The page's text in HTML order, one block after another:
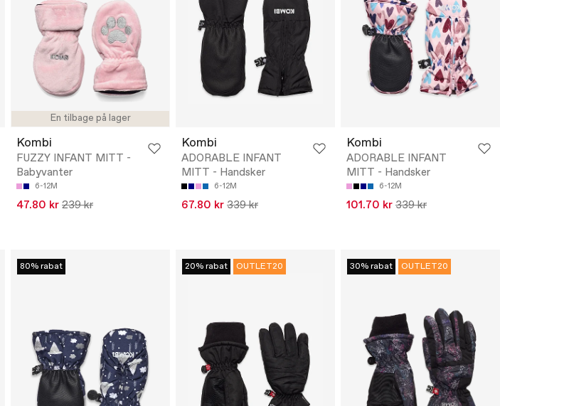
En tilbage på lager
Kombi
FUZZY INFANT MITT -
Babyvanter
6-12M
47.80 kr 239 kr
Kombi
ADORABLE INFANT
MITT - Handsker
6-12M
67.80 kr 339 kr
Kombi
ADORABLE INFANT
MITT - Handsker
6-12M
101.70 kr 339 kr
80% rabat 20% rabat OUTLET20 30% rabat OUTLET20